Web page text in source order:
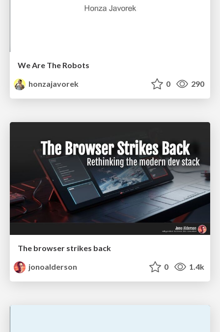
We Are The Robots
honzajavorek
0 290
The browser strikes back
jonoalderson
0 1.4k